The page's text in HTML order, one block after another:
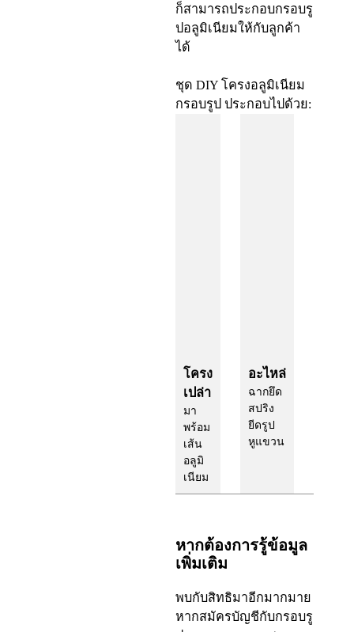
ก็สามารถประกอบกรอบรู
ปอลูมิเนียมให้กับลูกค้า
ได้
ชุด DIY โครงอลูมิเนียม
กรอบรูป ประกอบไปด้วย:
โครง
เปล่า
มา
พร้อม
เส้น
อลูมิ
เนียม
อะไหล่
ฉากยึด
สปริง
ยีดรูป
หูแขวน
หากต้องการรู้ข้อมูล
เพิ่มเติม
พบกับสิทธิมาอีกมากมาย
หากสมัครบัญชีกับกรอบรู